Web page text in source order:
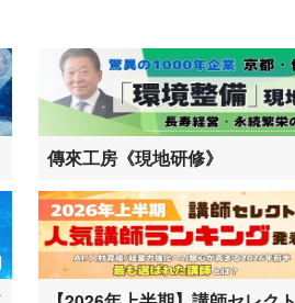
傳來工房《現地研修》